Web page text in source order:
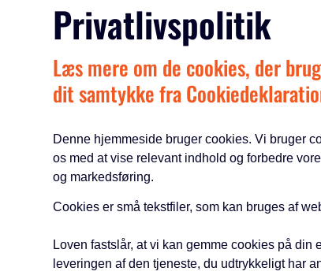
Privatlivspolitik
Læs mere om de cookies, der
dit samtykke fra
Denne hjemmeside bruger cookies. Vi bruger
os med at vise relevant indhold og forbedre
og markedsføring.
Cookies er små tekstfiler, som kan bruges af
Loven fastslår, at vi kan gemme cookies på
leveringen af den tjeneste, du udtrykkeligt har